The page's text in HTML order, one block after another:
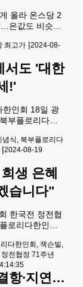
씨가 매장에 침
막으려다 용의
스JAX 등 지역
다. 보도에 따르
올라 온스당 2
은값도 비슷한
다음 달 미국
에 대한 기대감
데, 국제 금 가
가를 새로 쓰는
이어가고 있
은 지난 16일
당 2천500달러
날 오전 한때 2
로 고점을 또 한
국시간 이날 오
준 금값은 전장
은 2천502.48달
중이다. 표준 금
최고가 |2024-08-
서도 '대한
!'
한인회 18일 광
부플로리다한
슨빌한인장로교
의 동포들이 모
주년 광복절 경
했다.조남용 사
로 진행된 기념
례 후 김종대 목
전 플로리다연
열 대통령의 기
다.조경구 회장
“우리 민족에게
있었기에 오늘
세계 10대 강국
재한다”며 “동포
념식, 북부플로리다
|2024-08-19
생 은혜
습니다"
한국전 정전협
로리다한인회
플릿 리저브 홀
한국전 정전협
여명의 교민과
가운데 개최했
다한인회, 잭슨빌,
전협정 71주년
항∙지연…